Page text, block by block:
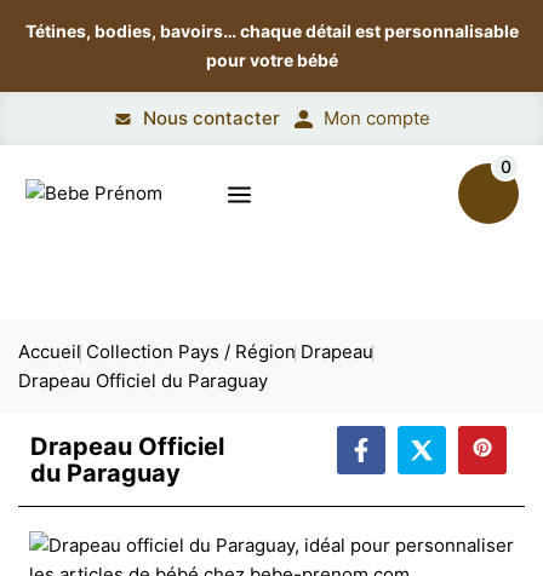
Tétines, bodies, bavoirs…chaque détail est personnalisable
pour votre bébé
Nous contacter Mon compte
0
Accueil Collection Pays / Région Drapeau
Drapeau Officiel du Paraguay
Drapeau Officiel
du Paraguay